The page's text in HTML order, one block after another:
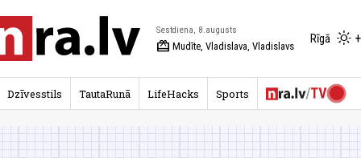
Sestdiena, 8.augusts
redeem Mudīte, Vladislava, Vladislavs
Rīgā
Dzīvesstils TautaRunā LifeHacks Sports